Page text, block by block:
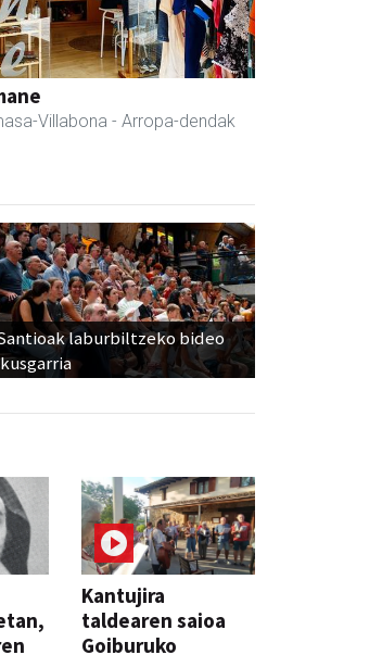
Villabona - Arropa-dendak
laburbiltzeko bideo
Kantujira
taldearen saioa
Goiburuko